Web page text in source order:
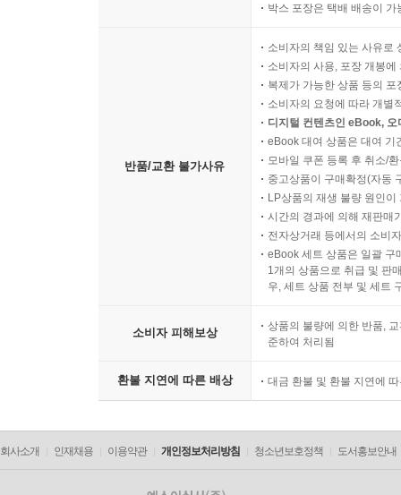
박스 포장은 택배 배송이
반품/교환 불가사유
소비자의 책임 있는 사유로
소비자의 사용, 포장 개봉
복제가 가능한 상품 등의
소비자의 요청에 따라 개별
디지털 컨텐츠인 eBook,
eBook 대여 상품은 대여 기
모바일 쿠폰 등록 후 취소/
중고상품이 구매확정(자동
LP상품의 재생 불량 원인
시간의 경과에 의해 재판매
전자상거래 등에서의 소비
eBook 세트 상품은 일괄 구
1개의 상품으로 취급 및 판
우, 세트 상품 전부 및 세트
소비자 피해보상
상품의 불량에 의한 반품,
준하여 처리됨
환불 지연에 따른 배상 대금 환불 및 환불 지연에
회사소개 인재채용 이용약관 개인정보처리방침 청소년보호정책 도서홍보안내